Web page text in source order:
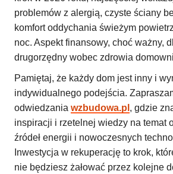
problemów z alergią, czyste ściany
komfort oddychania świeżym
noc. Aspekt finansowy, choć ważny,
drugorzędny wobec zdrowia
Pamiętaj, że każdy dom jest inny i
indywidualnego podejścia.
odwiedzania wzbudowa.pl , gdzie
inspiracji i rzetelnej wiedzy na temat
źródeł energii i nowoczesnych
Inwestycja w rekuperację to krok,
nie będziesz żałować przez kolejne